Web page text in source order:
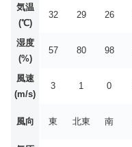
気温
(℃)
32 29 26
湿度
(%)
57 80 98
風速
(m/s)
3 1 0
風向 東 北東 南